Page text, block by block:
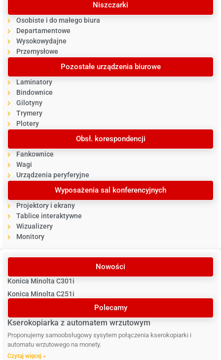
Niszczarki
Osobiste i do małego biura
Departamentowe
Wysokowydajne
Przemysłowe
Pozostałe urządzenia biurowe
Laminatory
Bindownice
Gilotyny
Trymery
Plotery
Obsł. korespondencji
Fankownice
Wagi
Urządzenia peryferyjne
Wyposażenia sal konferencyjnych
Projektory i ekrany
Tablice interaktywne
Wizualizery
Monitory
Nowości
Konica Minolta C301i
Konica Minolta C251i
Polecamy
Kserokopiarka z automatem wrzutowym
Proponujemy samoobsługowy sysytem połączenia kserokopiarki i
automatu wrzutowego na monety.
Czytaj więcej »